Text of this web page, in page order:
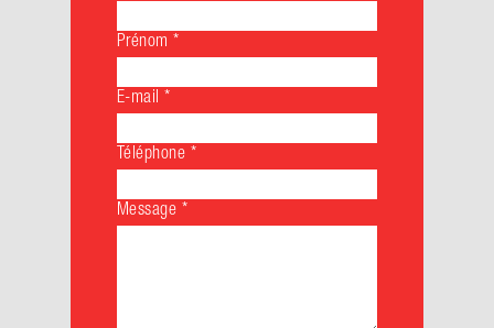
Prénom *
E-mail *
Téléphone *
Message *